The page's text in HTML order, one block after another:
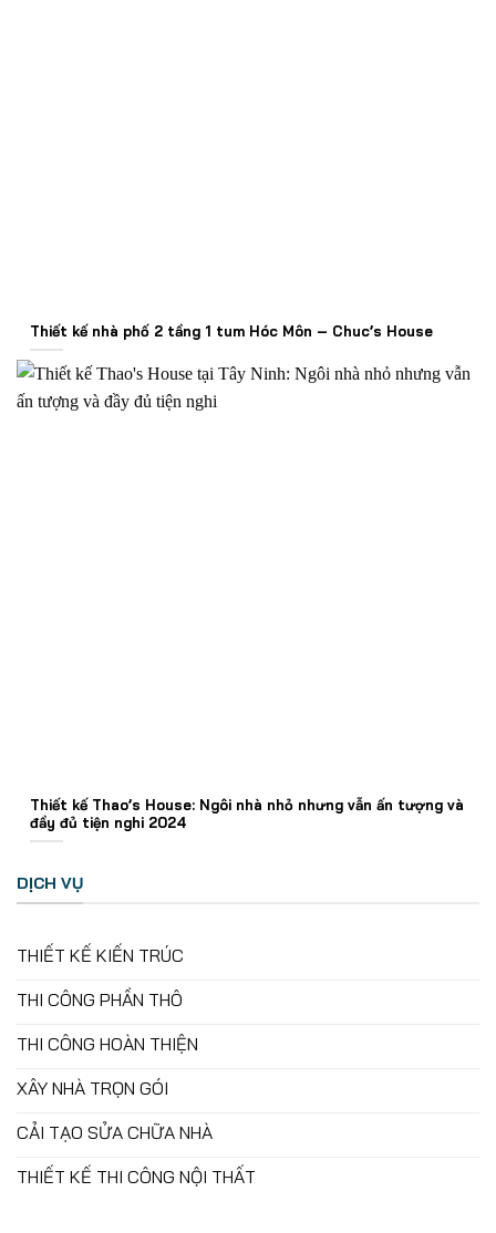
Thiết kế nhà phố 2 tầng 1 tum Hóc Môn – Chuc’s House
Thiết kế Thao’s House: Ngôi nhà nhỏ nhưng vẫn ấn tượng và
đầy đủ tiện nghi 2024
DỊCH VỤ
THIẾT KẾ KIẾN TRÚC
THI CÔNG PHẦN THÔ
THI CÔNG HOÀN THIỆN
XÂY NHÀ TRỌN GÓI
CẢI TẠO SỬA CHỮA NHÀ
THIẾT KẾ THI CÔNG NỘI THẤT